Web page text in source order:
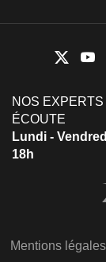
NOS
ÉCOUTE
Lundi -
18h
Mentions légales